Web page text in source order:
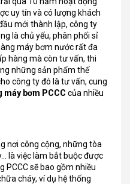
uy tín và có lượng khách
mới thành lập, công ty
là chủ yếu, phân phối sỉ
máy bơm nước rất đa
hàng mà còn tư vấn, thi
những sản phẩm thế
công ty đó là tư vấn, cung
máy bơm PCCC của nhiều
nơi công cộng, những tòa
là việc làm bắt buộc được
PCCC sẽ bao gồm nhiều
cháy, ví dụ hệ thống